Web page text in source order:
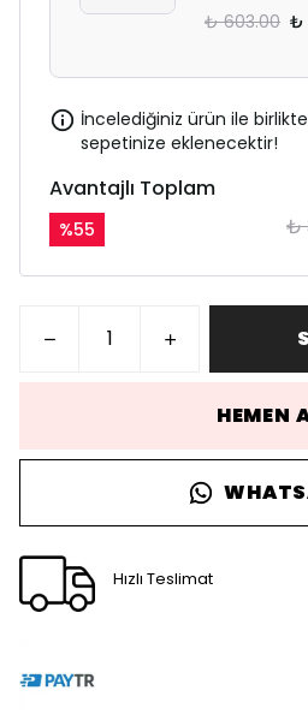
₺ 603.00 ₺
İncelediğiniz ürün ile
sepetinize eklenecektir!
Avantajlı Toplam
%55 ₺
HEMEN
Hızlı Teslimat